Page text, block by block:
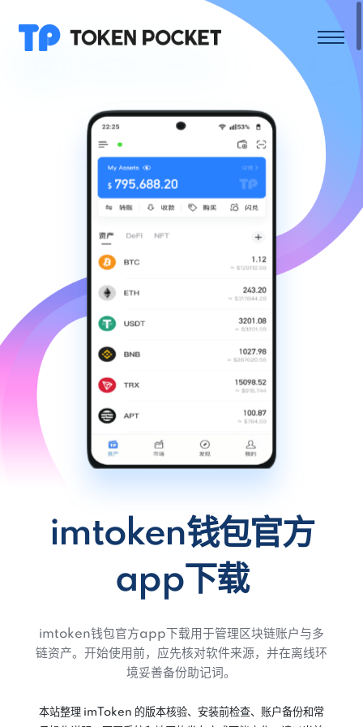
imtoken钱包官方
app下载
imtoken钱包官方app下载用于管理区块链账户与多
链资产。开始使用前，应先核对软件来源，并在离线环
境妥善备份助记词。
本站整理 imToken 的版本核验、安装前检查、账户备份和常